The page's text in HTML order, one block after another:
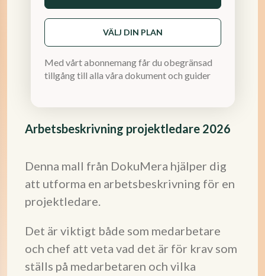
Arbetsbeskrivning projektledare 2026
Denna mall från DokuMera hjälper dig
att utforma en arbetsbeskrivning för en
projektledare.
Det är viktigt både som medarbetare
och chef att veta vad det är för krav som
ställs på medarbetaren och vilka
VÄLJ DIN PLAN
Med vårt abonnemang får du obegränsad
tillgång till alla våra dokument och guider